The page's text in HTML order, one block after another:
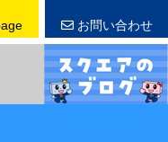
お問い合わせ